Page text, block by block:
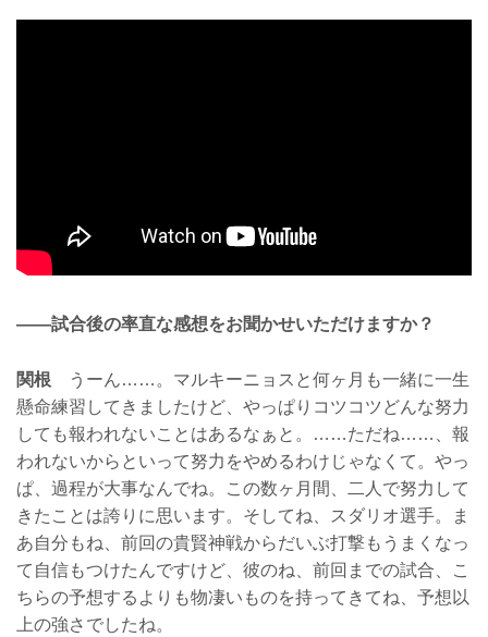
——試合後の率直な感想をお聞かせいただけますか？
関根 うーん……。マルキーニョスと何ヶ月も一緒に一生
懸命練習してきましたけど、やっぱりコツコツどんな努力
しても報われないことはあるなぁと。……ただね……、報
われないからといって努力をやめるわけじゃなくて。やっ
ぱ、過程が大事なんでね。この数ヶ月間、二人で努力して
きたことは誇りに思います。そしてね、スダリオ選手。ま
あ自分もね、前回の貴賢神戦からだいぶ打撃もうまくなっ
て自信もつけたんですけど、彼のね、前回までの試合、こ
ちらの予想するよりも物凄いものを持ってきてね、予想以
上の強さでしたね。